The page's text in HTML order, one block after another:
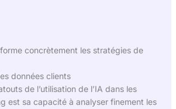
concrètement les stratégies de
données clients
de l’utilisation de l’IA dans les
est sa capacité à analyser finement les